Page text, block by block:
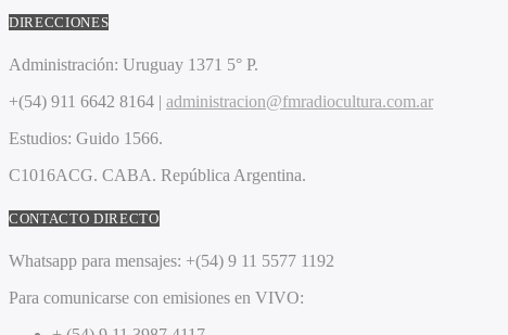
DIRECCIONES
Administración: Uruguay 1371 5° P.
+(54) 911 6642 8164 | administracion@fmradiocultura.com.ar
Estudios: Guido 1566.
C1016ACG. CABA. República Argentina.
CONTACTO DIRECTO
Whatsapp para mensajes: +(54) 9 11 5577 1192
Para comunicarse con emisiones en VIVO: